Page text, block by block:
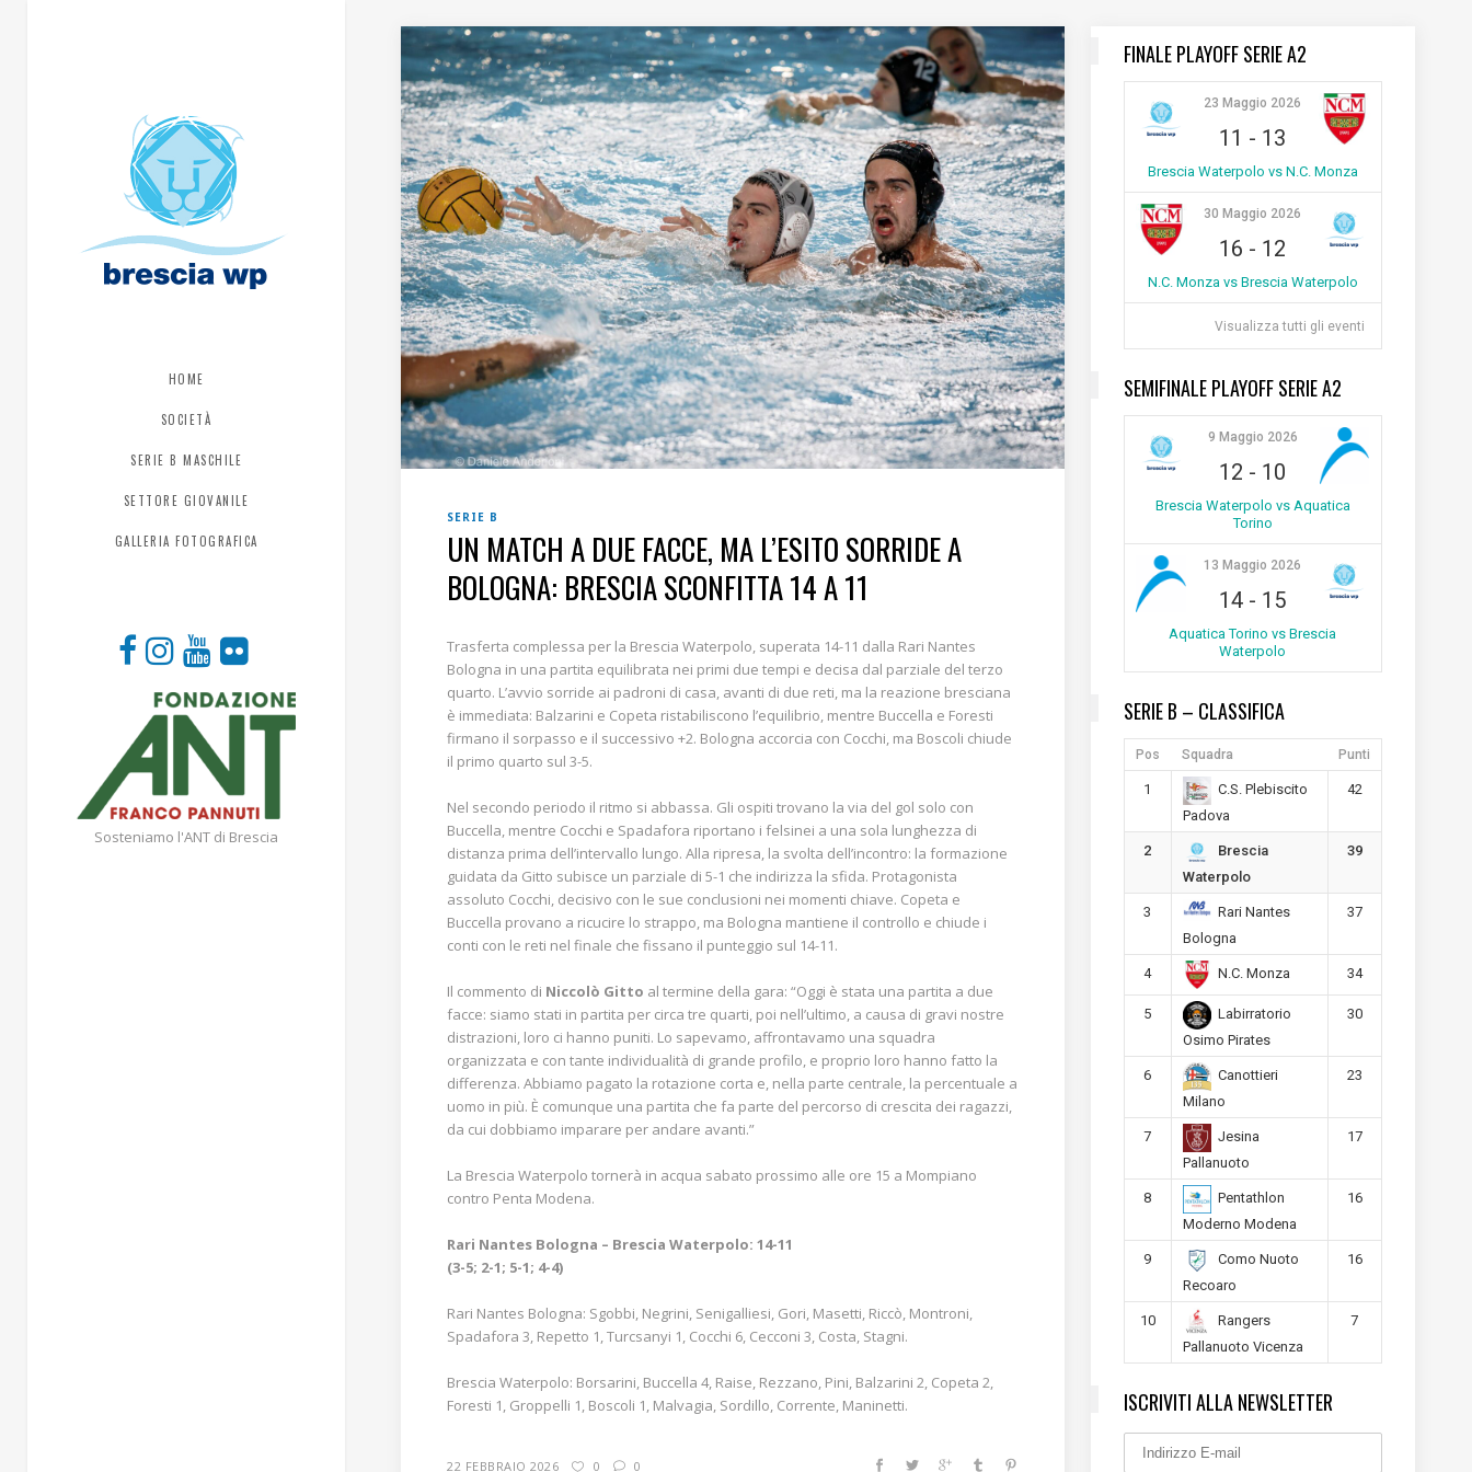
HOME
SOCIETÀ
SERIE B MASCHILE
SETTORE GIOVANILE
GALLERIA FOTOGRAFICA
Sosteniamo l'ANT di Brescia
SERIE B
UN MATCH A DUE FACCE, MA L’ESITO SORRIDE A
BOLOGNA: BRESCIA SCONFITTA 14 A 11
Trasferta complessa per la Brescia Waterpolo, superata 14-11 dalla Rari Nantes
Bologna in una partita equilibrata nei primi due tempi e decisa dal parziale del terzo
quarto. L’avvio sorride ai padroni di casa, avanti di due reti, ma la reazione bresciana
è immediata: Balzarini e Copeta ristabiliscono l’equilibrio, mentre Buccella e Foresti
firmano il sorpasso e il successivo +2. Bologna accorcia con Cocchi, ma Boscoli chiude
il primo quarto sul 3-5.
Nel secondo periodo il ritmo si abbassa. Gli ospiti trovano la via del gol solo con
Buccella, mentre Cocchi e Spadafora riportano i felsinei a una sola lunghezza di
distanza prima dell’intervallo lungo. Alla ripresa, la svolta dell’incontro: la formazione
guidata da Gitto subisce un parziale di 5-1 che indirizza la sfida. Protagonista
assoluto Cocchi, decisivo con le sue conclusioni nei momenti chiave. Copeta e
Buccella provano a ricucire lo strappo, ma Bologna mantiene il controllo e chiude i
conti con le reti nel finale che fissano il punteggio sul 14-11.
Il commento di Niccolò Gitto al termine della gara: “Oggi è stata una partita a due
facce: siamo stati in partita per circa tre quarti, poi nell’ultimo, a causa di gravi nostre
distrazioni, loro ci hanno puniti. Lo sapevamo, affrontavamo una squadra
organizzata e con tante individualità di grande profilo, e proprio loro hanno fatto la
differenza. Abbiamo pagato la rotazione corta e, nella parte centrale, la percentuale a
uomo in più. È comunque una partita che fa parte del percorso di crescita dei ragazzi,
da cui dobbiamo imparare per andare avanti.”
La Brescia Waterpolo tornerà in acqua sabato prossimo alle ore 15 a Mompiano
contro Penta Modena.
Rari Nantes Bologna – Brescia Waterpolo: 14-11
(3-5; 2-1; 5-1; 4-4)
Rari Nantes Bologna: Sgobbi, Negrini, Senigalliesi, Gori, Masetti, Riccò, Montroni,
Spadafora 3, Repetto 1, Turcsanyi 1, Cocchi 6, Cecconi 3, Costa, Stagni.
Brescia Waterpolo: Borsarini, Buccella 4, Raise, Rezzano, Pini, Balzarini 2, Copeta 2,
Foresti 1, Groppelli 1, Boscoli 1, Malvagia, Sordillo, Corrente, Maninetti.
22 FEBBRAIO 2026 0 0
FINALE PLAYOFF SERIE A2
23 Maggio 2026
11 - 13
Brescia Waterpolo vs N.C. Monza
30 Maggio 2026
16 - 12
N.C. Monza vs Brescia Waterpolo
Visualizza tutti gli eventi
SEMIFINALE PLAYOFF SERIE A2
9 Maggio 2026
12 - 10
Brescia Waterpolo vs Aquatica
Torino
13 Maggio 2026
14 - 15
Aquatica Torino vs Brescia
Waterpolo
SERIE B – CLASSIFICA
Pos Squadra Punti
1
C.S. Plebiscito
Padova
42
2
Brescia
Waterpolo
39
3
Rari Nantes
Bologna
37
4 N.C. Monza 34
5
Labirratorio
Osimo Pirates
30
6
Canottieri
Milano
23
7
Jesina
Pallanuoto
17
8
Pentathlon
Moderno Modena
16
9
Como Nuoto
Recoaro
16
10
Rangers
Pallanuoto Vicenza
7
ISCRIVITI ALLA NEWSLETTER